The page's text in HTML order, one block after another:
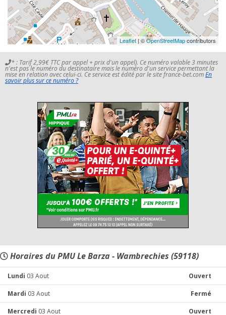
Leaflet| ©OpenStreetMapcontributors
* : Tarif 2,99€ TTC par appel + prix d'un appel). Ce numéro valable 3 minutes
n'est pas le numéro du destinataire mais le numéro d'un service permettant la
mise en relation avec celui-ci. Ce service est édité par le site france-bet.comEn
savoir plus sur ce numéro ?
Horaires du PMU Le Barza - Wambrechies (59118)
Lundi 03 Aout Ouvert
Mardi 03 Aout Fermé
Mercredi 03 Aout Ouvert